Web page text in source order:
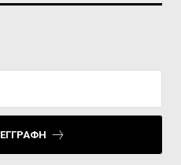
ΕΓΓΡΑΦΉ